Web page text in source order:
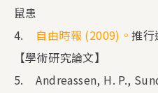
鼠患
4. 自由時報 (2009)。推行
【學術研究論文】
5. Andreassen, H. P.,